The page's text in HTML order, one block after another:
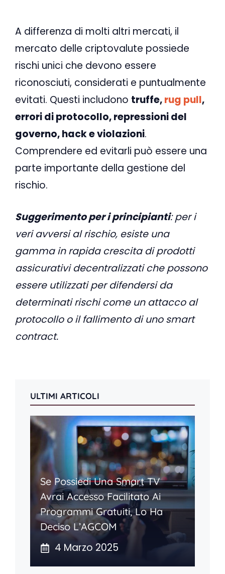
A differenza di molti altri mercati, il
mercato delle criptovalute possiede
rischi unici che devono essere
riconosciuti, considerati e puntualmente
evitati. Questi includono truffe,rug pull,
errori di protocollo, repressioni del
governo, hack e violazioni.
Comprendere ed evitarli può essere una
parte importante della gestione del
rischio.
Suggerimento per i principianti: per i
veri avversi al rischio, esiste una
gamma in rapida crescita di prodotti
assicurativi decentralizzati che possono
essere utilizzati per difendersi da
determinati rischi come un attacco al
protocollo o il fallimento di uno smart
contract.
ULTIMI ARTICOLI
Se Possiedi Una Smart TV
Avrai Accesso Facilitato Ai
Programmi Gratuiti, Lo Ha
Deciso L’AGCOM
4 Marzo 2025